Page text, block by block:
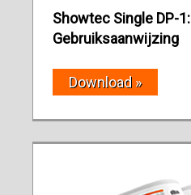
Showtec Single DP-1:
Gebruiksaanwijzing
Download »